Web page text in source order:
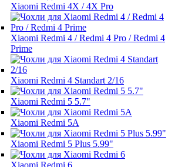
Xiaomi Redmi 4X / 4X Pro
Xiaomi Redmi 4 / Redmi 4 Pro / Redmi 4
Prime
Xiaomi Redmi 4 Standart 2/16
Xiaomi Redmi 5 5.7"
Xiaomi Redmi 5A
Xiaomi Redmi 5 Plus 5.99"
Xiaomi Redmi 6